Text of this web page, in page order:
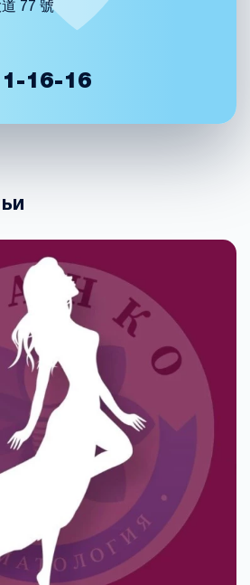
77 號
16-16